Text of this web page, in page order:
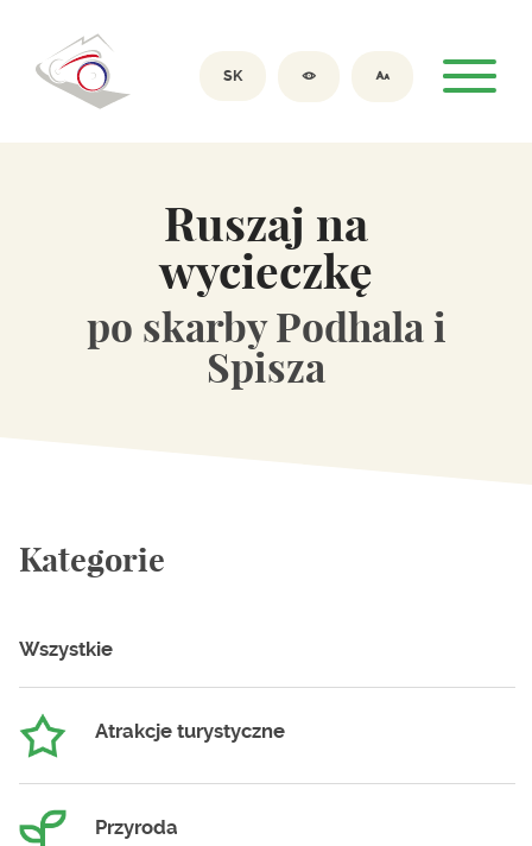
SK
Ruszaj na
wycieczkę
po skarby Podhala i
Spisza
Kategorie
Wszystkie
Atrakcje turystyczne
Przyroda